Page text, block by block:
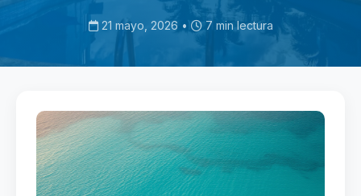
21 mayo, 2026 • 7 min lectura